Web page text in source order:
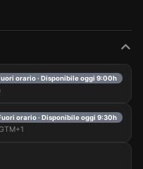
orario · Disponibile oggi 9:00h
orario · Disponibile oggi 9:30h